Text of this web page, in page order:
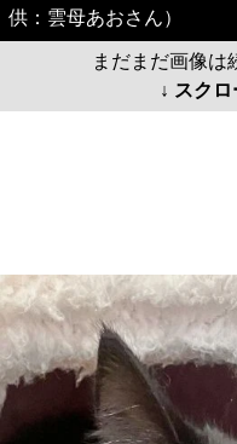
供：雲母あおさん）
まだまだ画像は
↓ スク